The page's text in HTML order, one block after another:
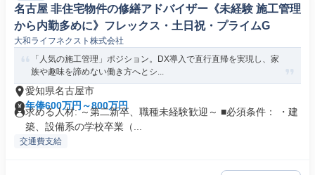
名古屋 非住宅物件の修繕アドバイザー《未経験 施工管理
から内勤多めに》フレックス・土日祝・プライムG
大和ライフネクスト株式会社
「人気の施工管理」ポジション。DX導入で直行直帰を実現し、家
族や趣味を諦めない働き方へとシ...
愛知県名古屋市
年俸600万円～800万円
求める人材: ～第二新卒、職種未経験歓迎～ ■必須条件： ・建
築、設備系の学校卒業（...
交通費支給